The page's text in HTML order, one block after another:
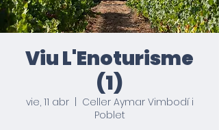
Viu L'Enoturisme
(1)
vie, 11 abr
  |
Celler Aymar Vimbodí i
Poblet